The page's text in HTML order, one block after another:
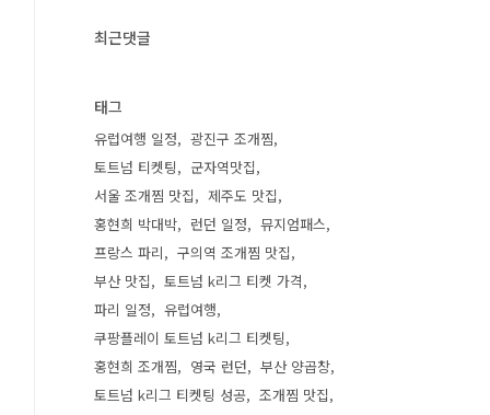
최근댓글
태그
유럽여행 일정
광진구 조개찜
토트넘 티켓팅
군자역맛집
서울 조개찜 맛집
제주도 맛집
홍현희 박대박
런던 일정
뮤지엄패스
프랑스 파리
구의역 조개찜 맛집
부산 맛집
토트넘 k리그 티켓 가격
파리 일정
유럽여행
쿠팡플레이 토트넘 k리그 티켓팅
홍현희 조개찜
영국 런던
부산 양곱창
토트넘 k리그 티켓팅 성공
조개찜 맛집